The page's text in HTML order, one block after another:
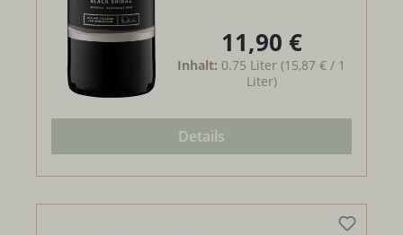
Regulärer Preis:
11,90 €
Inhalt: 0.75 Liter(15,87 € / 1
Liter)
Details